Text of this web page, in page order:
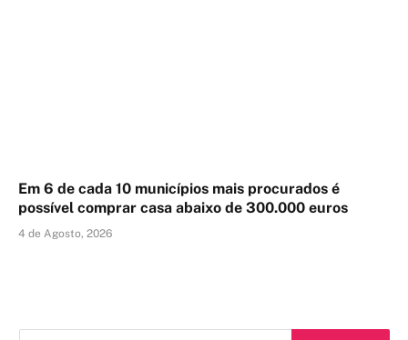
Em 6 de cada 10 municípios mais procurados é
possível comprar casa abaixo de 300.000 euros
4 de Agosto, 2026